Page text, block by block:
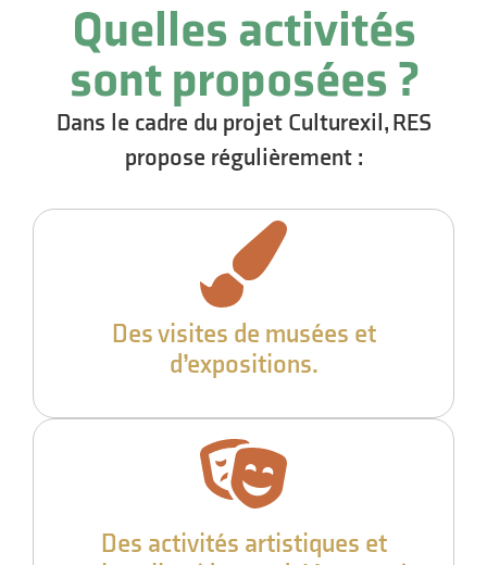
Quelles activités
sont proposées ?
Dans le cadre du projet Culturexil, RES
propose régulièrement :
Des visites de musées et
d’expositions.
Des activités artistiques et